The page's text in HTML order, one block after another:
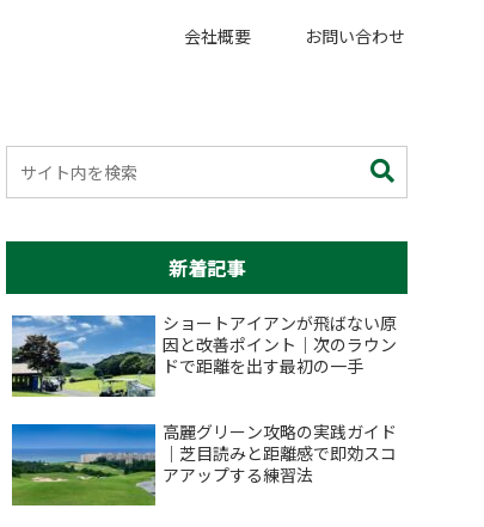
会社概要 お問い合わせ
新着記事
ショートアイアンが飛ばない原
因と改善ポイント｜次のラウン
ドで距離を出す最初の一手
高麗グリーン攻略の実践ガイド
｜芝目読みと距離感で即効スコ
アアップする練習法